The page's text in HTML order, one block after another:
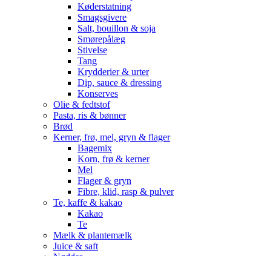
Køderstatning
Smagsgivere
Salt, bouillon & soja
Smørepålæg
Stivelse
Tang
Krydderier & urter
Dip, sauce & dressing
Konserves
Olie & fedtstof
Pasta, ris & bønner
Brød
Kerner, frø, mel, gryn & flager
Bagemix
Korn, frø & kerner
Mel
Flager & gryn
Fibre, klid, rasp & pulver
Te, kaffe & kakao
Kakao
Te
Mælk & plantemælk
Juice & saft